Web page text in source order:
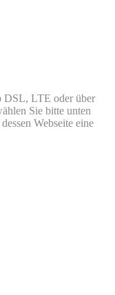
DSL, LTE oder über
Sie bitte unten
Webseite eine